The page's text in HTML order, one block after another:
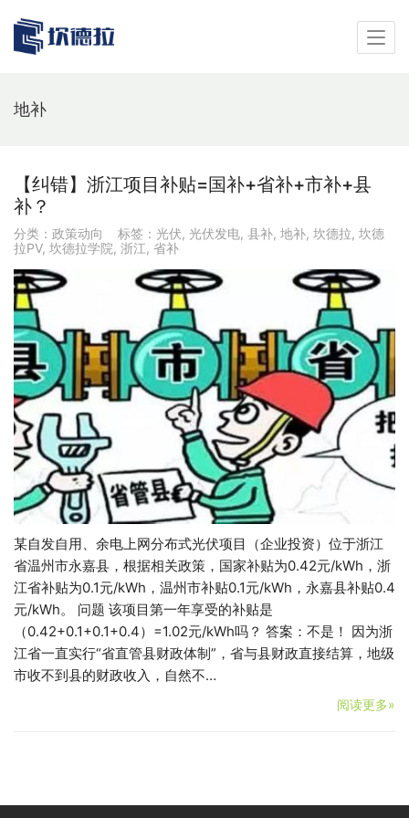
地补
【纠错】浙江项目补贴=国补+省补+市补+县
补？
分类： 政策动向 标签： 光伏, 光伏发电, 县补, 地补, 坎德拉, 坎德
拉PV, 坎德拉学院, 浙江, 省补
某自发自用、余电上网分布式光伏项目（企业投资）位于浙江
省温州市永嘉县，根据相关政策，国家补贴为0.42元/kWh，浙
江省补贴为0.1元/kWh，温州市补贴0.1元/kWh，永嘉县补贴0.4
元/kWh。 问题 该项目第一年享受的补贴是
（0.42+0.1+0.1+0.4）=1.02元/kWh吗？ 答案：不是！ 因为浙
江省一直实行“省直管县财政体制”，省与县财政直接结算，地级
市收不到县的财政收入，自然不…
阅读更多»